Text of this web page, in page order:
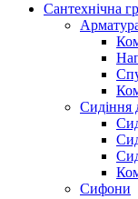
Сантехнічна
Сидіння
Сифони